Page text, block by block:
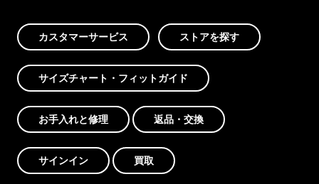
カスタマーサービス ストアを探す
サイズチャート・フィットガイド
お手入れと修理 返品・交換
サインイン 買取